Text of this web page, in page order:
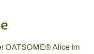
OATSOME® Alice Im